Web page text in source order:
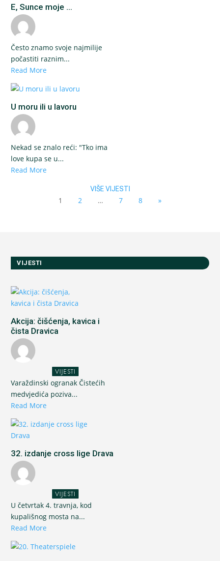
E, Sunce moje ...
Često znamo svoje najmilije
počastiti raznim...
Read More
U moru ili u lavoru
Nekad se znalo reći: "Tko ima
love kupa se u...
Read More
VIŠE VIJESTI
1 2 … 7 8 »
VIJESTI
Akcija: čišćenja, kavica i
čista Dravica
VIJESTI
Varaždinski ogranak Čistećih
medvjedića poziva...
Read More
32. izdanje cross lige Drava
VIJESTI
U četvrtak 4. travnja, kod
kupališnog mosta na...
Read More